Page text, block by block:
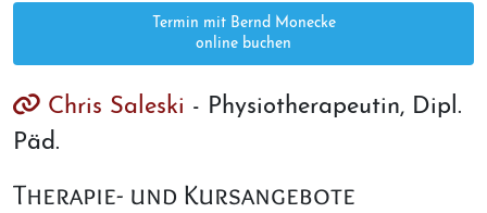
Termin mit Bernd Monecke
online buchen
Chris Saleski - Physiotherapeutin, Dipl.
Päd.
Therapie- und Kursangebote